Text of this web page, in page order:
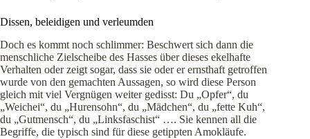
Dissen, beleidigen und verleumden
Doch es kommt noch schlimmer: Beschwert sich dann die
menschliche Zielscheibe des Hasses über dieses ekelhafte
Verhalten oder zeigt sogar, dass sie oder er ernsthaft getroffen
wurde von den gemachten Aussagen, so wird diese Person
gleich mit viel Vergnügen weiter gedisst: Du „Opfer“, du
„Weichei“, du „Hurensohn“, du „Mädchen“, du „fette Kuh“,
du „Gutmensch“, du „Linksfaschist“ …. Sie kennen all die
Begriffe, die typisch sind für diese getippten Amokläufe.